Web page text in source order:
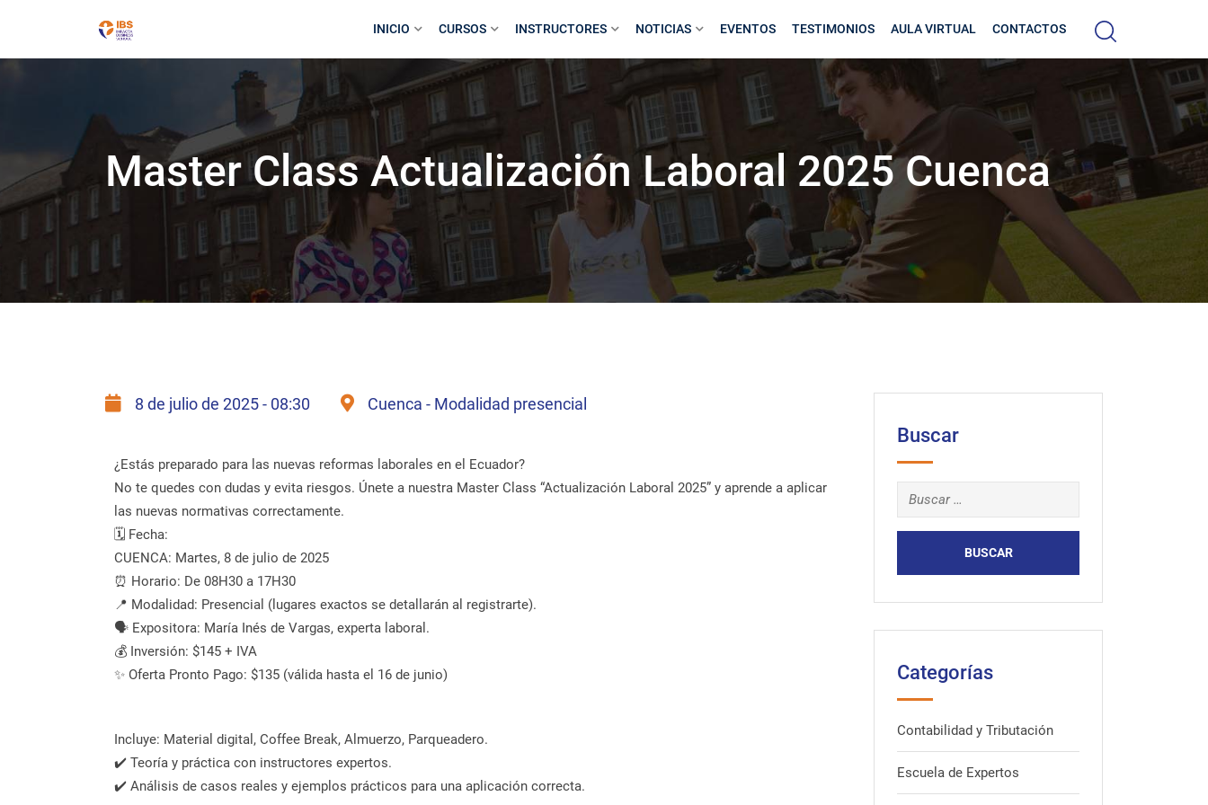
INICIO CURSOS INSTRUCTORES NOTICIAS EVENTOS TESTIMONIOS AULA VIRTUAL CONTACTOS
Master Class Actualización Laboral 2025 Cuenca
8 de julio de 2025 - 08:30 Cuenca - Modalidad presencial
¿Estás preparado para las nuevas reformas laborales en el Ecuador?
No te quedes con dudas y evita riesgos. Únete a nuestra Master Class “Actualización Laboral 2025” y aprende a aplicar
las nuevas normativas correctamente.
🗓️ Fecha:
CUENCA: Martes, 8 de julio de 2025
⏰ Horario: De 08H30 a 17H30
📍 Modalidad: Presencial (lugares exactos se detallarán al registrarte).
🗣️ Expositora: María Inés de Vargas, experta laboral.
💰 Inversión: $145 + IVA
✨ Oferta Pronto Pago: $135 (válida hasta el 16 de junio)
Incluye: Material digital, Coffee Break, Almuerzo, Parqueadero.
✔️ Teoría y práctica con instructores expertos.
✔️ Análisis de casos reales y ejemplos prácticos para una aplicación correcta.
Buscar
Categorías
Contabilidad y Tributación
Escuela de Expertos